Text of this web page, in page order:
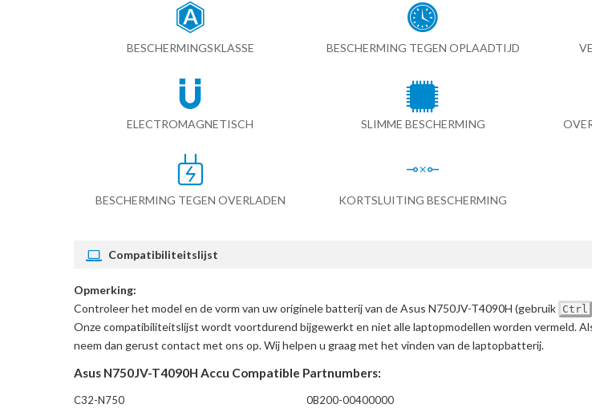
BESCHERMINGSKLASSE BESCHERMING TEGEN OPLAADTIJD
ELECTROMAGNETISCH SLIMME BESCHERMING
BESCHERMING TEGEN OVERLADEN KORTSLUITING BESCHERMING
Compatibiliteitslijst
Opmerking:
Controleer het model en de vorm van uw originele batterij van de Asus N750JV-T4090H (gebruik Ctrl
Onze compatibiliteitslijst wordt voortdurend bijgewerkt en niet alle laptopmodellen worden vermeld.
neem dan gerust contact met ons op. Wij helpen u graag met het vinden van de laptopbatterij.
Asus N750JV-T4090H Accu Compatible Partnumbers:
C32-N750 0B200-00400000